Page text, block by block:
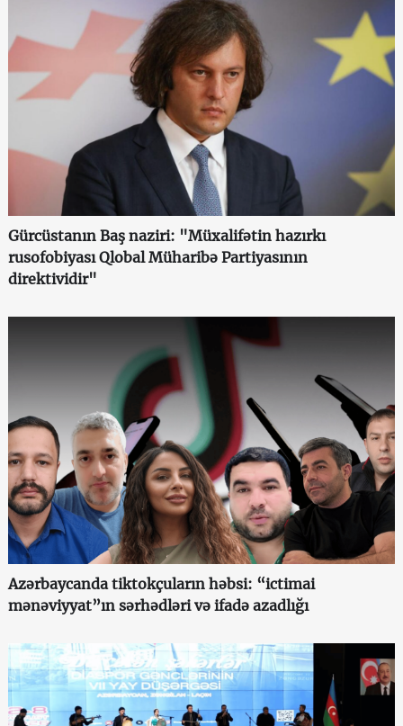
Gürcüstanın Baş naziri: "Müxalifətin hazırkı
rusofobiyası Qlobal Müharibə Partiyasının
direktividir"
Azərbaycanda tiktokçuların həbsi: “ictimai
mənəviyyat”ın sərhədləri və ifadə azadlığı